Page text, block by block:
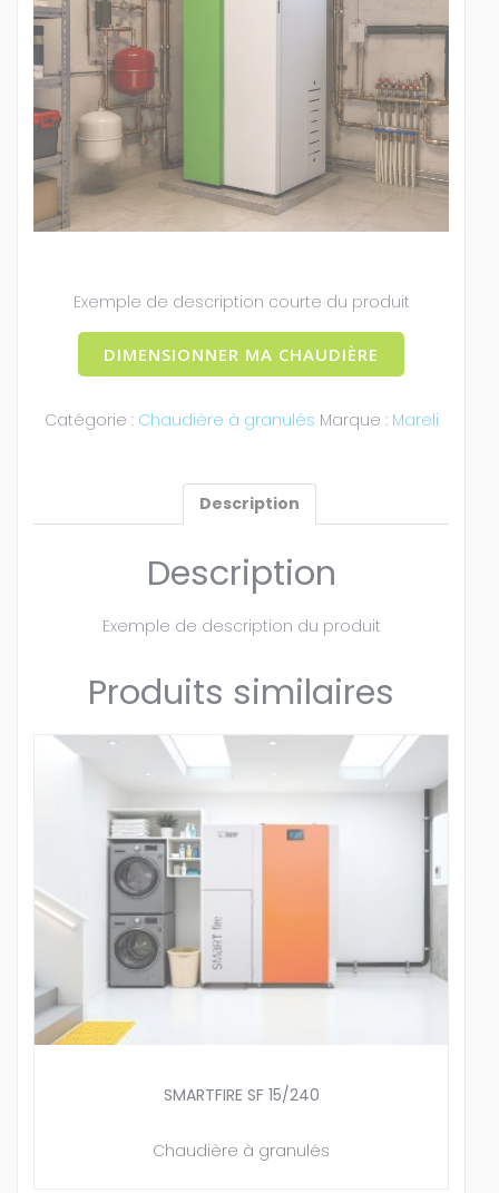
Exemple de description courte du produit
DIMENSIONNER MA CHAUDIÈRE
Catégorie : Chaudière à granulés Marque : Mareli
Description
Description
Exemple de description du produit
Produits similaires
SMARTFIRE SF 15/240
Chaudière à granulés